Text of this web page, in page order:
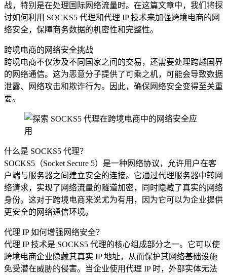
战，特别是在处理国际网络流量时。在这篇文章中，我们将探
讨如何利用 SOCKS5 代理和代理 IP 技术来加强跨境电商的网
络安全，保障商务数据的机密性和完整性。
跨境电商的网络安全挑战
跨境电商不仅涉及不同国家之间的交易，还需要处理跨越国界
的网络通信。这为恶意分子提供了可乘之机，可能会导致数据
泄露、网络攻击和欺诈行为。因此，确保网络安全变得至关重
要。
什么是 SOCKS5 代理？
SOCKS5（Socket Secure 5）是一种网络协议，允许用户在客
户端与服务器之间建立安全的连接。它通过代理服务器中转网
络请求，实现了网络流量的隧道加密，同时隐藏了真实的网络
身份。这对于跨境电商来说尤为有用，因为它可以为企业提供
更安全的网络通信环境。
代理 IP 如何增强网络安全？
代理 IP 技术是 SOCKS5 代理的核心组成部分之一。它可以使
跨境电商企业隐藏其真实 IP 地址，从而保护其网络基础设施
免受潜在威胁的侵害。当企业使用代理 IP 时，外部实体无法